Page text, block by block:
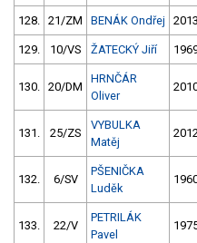
128. 21/ZM BENÁK Ondřej 2013
129. 10/VS ŽATECKÝ Jiří
130. 20/DM
HRNČÁR
Oliver
131. 25/ZS
VYBULKA
Matěj
132. 6/SV
PŠENIČKA
Luděk
133. 22/V
PETRILÁK
Pavel